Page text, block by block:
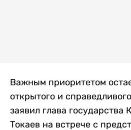
Важным приоритетом
открытого и
заявил глава
Токаев на встрече с